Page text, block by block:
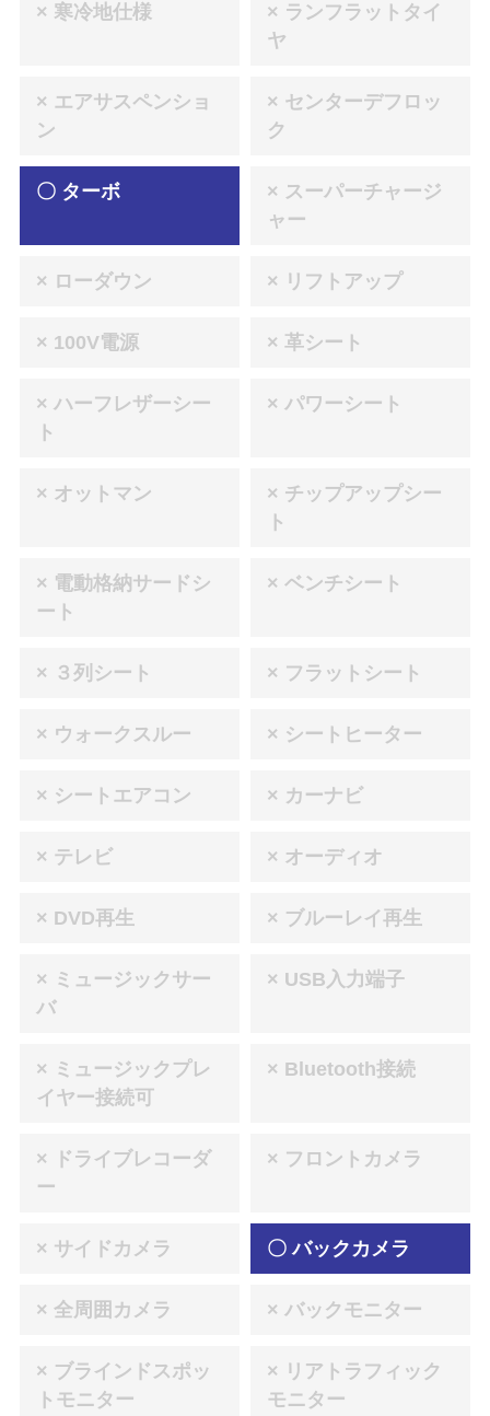
× 寒冷地仕様
× ランフラットタイ
ヤ
× エアサスペンショ
ン
× センターデフロッ
ク
〇 ターボ
× スーパーチャージ
ャー
× ローダウン × リフトアップ
× 100V電源 × 革シート
× ハーフレザーシー
ト
× パワーシート
× オットマン
× チップアップシー
ト
× 電動格納サードシ
ート
× ベンチシート
× ３列シート × フラットシート
× ウォークスルー × シートヒーター
× シートエアコン × カーナビ
× テレビ × オーディオ
× DVD再生 × ブルーレイ再生
× ミュージックサー
バ
× USB入力端子
× ミュージックプレ
イヤー接続可
× Bluetooth接続
× ドライブレコーダ
ー
× フロントカメラ
× サイドカメラ 〇 バックカメラ
× 全周囲カメラ × バックモニター
× ブラインドスポッ
トモニター
× リアトラフィック
モニター